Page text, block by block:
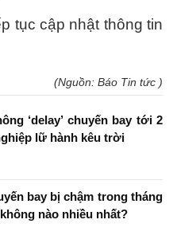
tục cập nhật thông tin
(Nguồn: Báo Tin tức )
‘delay’ chuyến bay tới 2
lữ hành kêu trời
bay bị chậm trong tháng
nào nhiều nhất?